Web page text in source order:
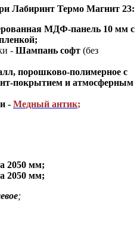
Лабиринт Термо Магнит 23:
МДФ-панель 10 мм с
;
- Шампань софт (без
порошково-полимерное c
покрытием и атмосферным
- Медный антик;
2050 мм;
2050 мм;
;